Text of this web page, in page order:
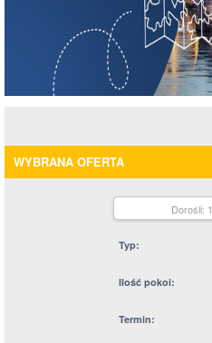
WYBRANA OFERTA
Dorośli: 1
Typ
Ilość pokoi
Termin